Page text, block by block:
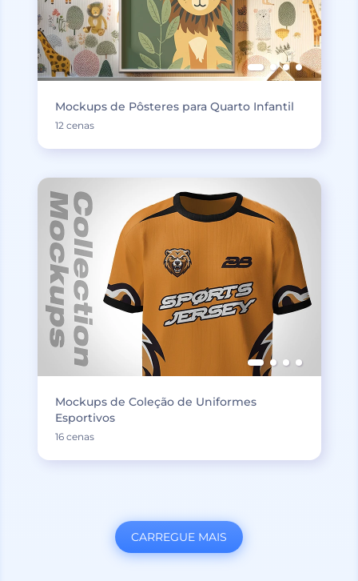
Mockups de Pôsteres para Quarto Infantil
12 cenas
Mockups de Coleção de Uniformes
Esportivos
16 cenas
CARREGUE MAIS